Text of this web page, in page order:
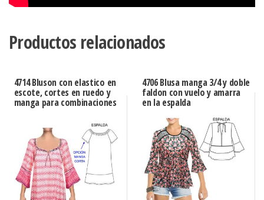
Productos relacionados
4714 Bluson con elastico en
escote, cortes en ruedo y
manga para combinaciones
4706 Blusa manga 3/4 y doble
faldon con vuelo y amarra
en la espalda